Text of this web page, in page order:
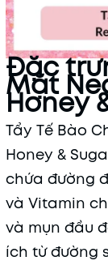
Đặc
Mặt
Honey
Tẩy Tế Bào
Honey &
chứa đường
và Vitamin
và mụn đầu
ích từ đường